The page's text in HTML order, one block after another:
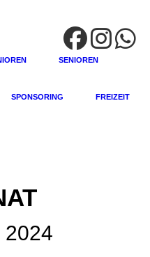
SENIOREN
SPONSORING FREIZEIT
2024